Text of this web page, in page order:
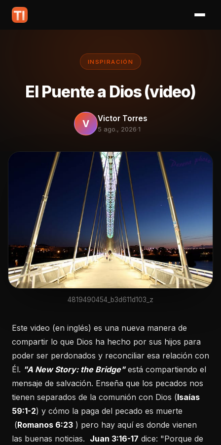
INSPIRACIÓN
El Puente a Dios (video)
V Victor Torres
5 ago., 2026·1
4819490454_b3d611d103_z
Este video (en inglés) es una nueva manera de
compartir lo que Dios ha hecho por sus hijos para
poder ser perdonados y reconciliar esa relación con
Él. "A New Story: the Bridge" está compartiendo el
mensaje de salvación. Enseña que los pecados nos
tienen separados de la comunión con Dios (Isaías
59:1-2) y cómo la paga del pecado es muerte
(Romanos 6:23 ) pero hay aquí es donde vienen
las buenas noticias. Juan 3:16-17 dice: "Porque de